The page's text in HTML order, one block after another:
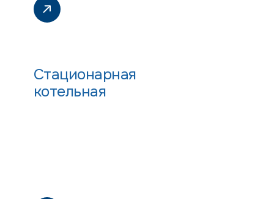
Стационарная
котельная